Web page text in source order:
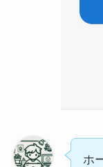
ホ